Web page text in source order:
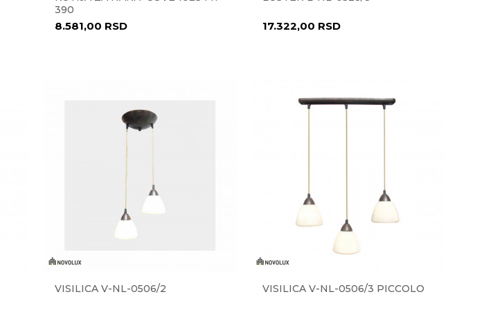
390
8.581,00 RSD 17.322,00 RSD
VISILICA V-NL-0506/2 VISILICA V-NL-0506/3 PICCOLO